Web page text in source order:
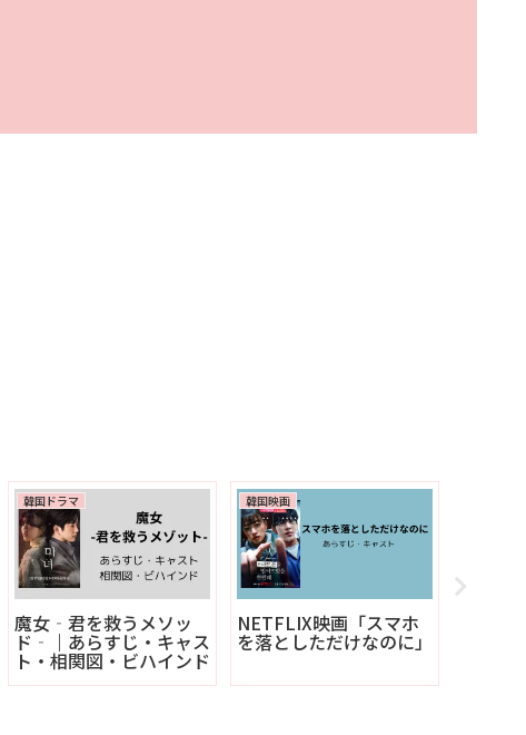
韓国ドラマ
魔女‐君を救うメソッ
ド‐｜あらすじ・キャス
ト・相関図・ビハインド
韓国映画
NETFLIX映画「スマホ
を落としただけなのに」